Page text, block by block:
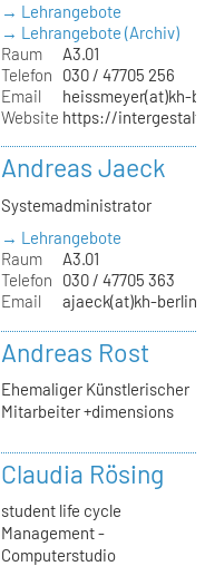
→ Lehrangebote
→ Lehrangebote (Archiv)
Raum
A3.01
Telefon
030 / 47705 256
Email
heissmeyer(at)kh-
Website https://
Andreas Jaeck
Systemadministrator
→ Lehrangebote
Raum
A3.01
Telefon
030 / 47705 363
Email
ajaeck(at)kh-
Andreas Rost
Ehemaliger Künstlerischer
Mitarbeiter +dimensions
Claudia Rösing
student life cycle
Management -
Computerstudio